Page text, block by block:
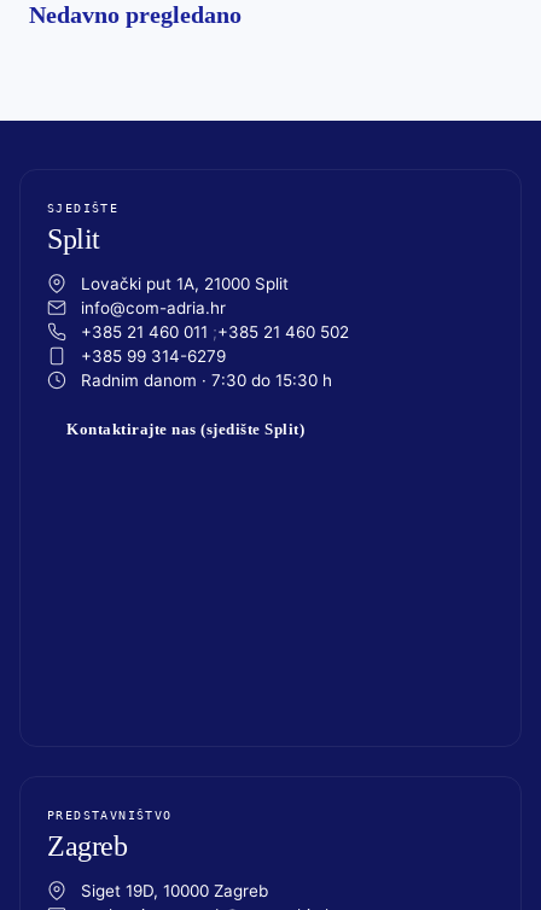
Nedavno pregledano
SJEDIŠTE
Split
Lovački put 1A, 21000 Split
info@com-adria.hr
+385 21 460 011
+385 21 460 502
+385 99 314-6279
Radnim danom · 7:30 do 15:30 h
Kontaktirajte nas (sjedište Split)
PREDSTAVNIŠTVO
Zagreb
Siget 19D, 10000 Zagreb